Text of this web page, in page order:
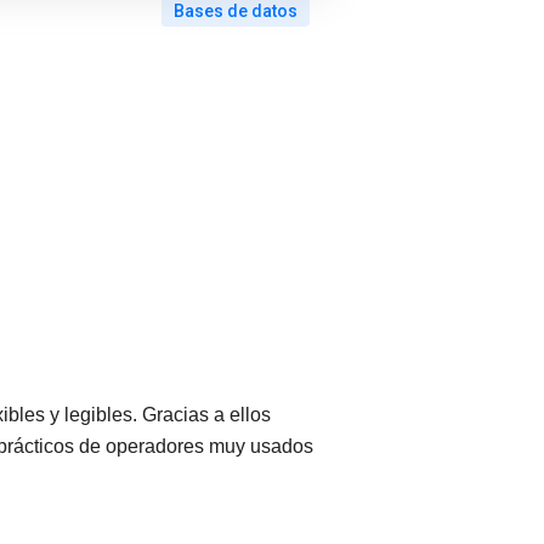
Bases de datos
y legibles. Gracias a ellos
de operadores muy usados